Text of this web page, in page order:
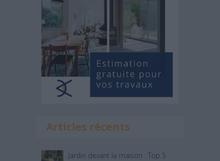
Articles récents
Jardin devant la maison : Top 5